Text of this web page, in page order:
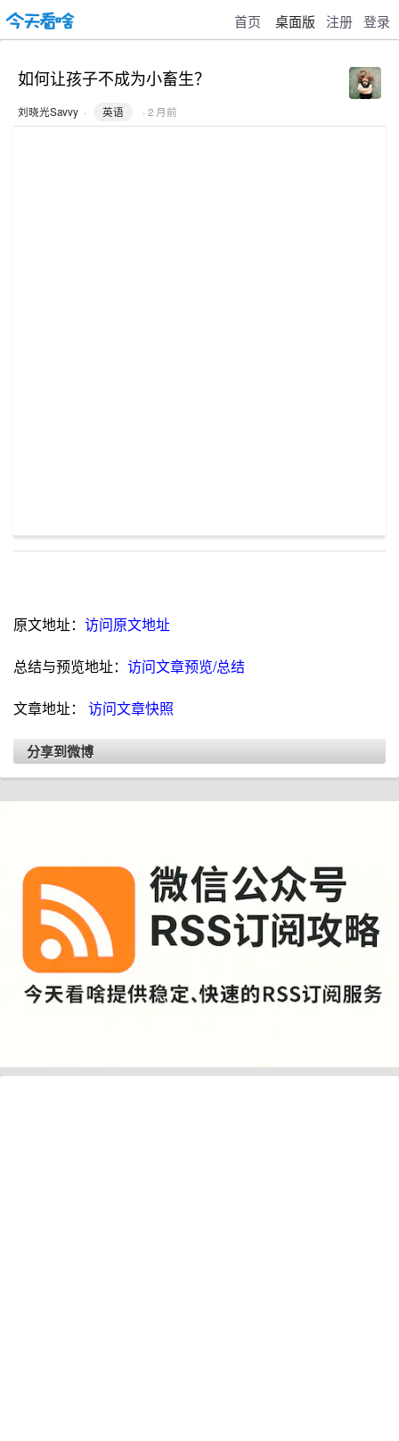
首页 桌面版 注册 登录
如何让孩子不成为小畜生？
刘晓光Savvy · 英语 · 2 月前
原文地址： 访问原文地址
总结与预览地址： 访问文章预览/总结
文章地址： 访问文章快照
分享到微博